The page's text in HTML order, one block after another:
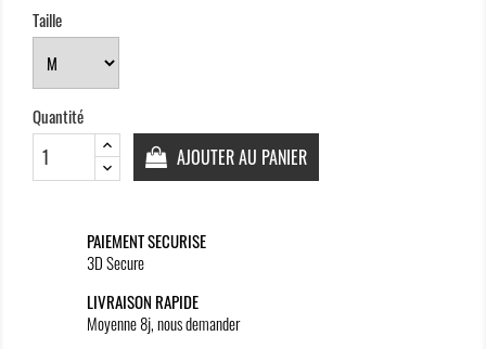
Taille
Quantité
AJOUTER AU PANIER
PAIEMENT SECURISE
3D Secure
LIVRAISON RAPIDE
Moyenne 8j, nous demander